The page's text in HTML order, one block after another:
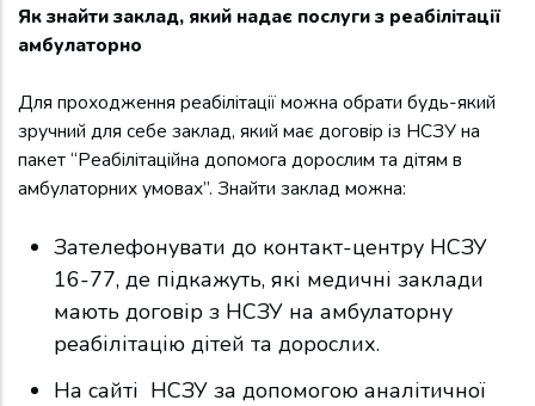
Як знайти заклад, який надає послуги з реабілітації
амбулаторно
Для проходження реабілітації можна обрати будь-який
зручний для себе заклад, який має договір із НСЗУ на
пакет “Реабілітаційна допомога дорослим та дітям в
амбулаторних умовах”. Знайти заклад можна:
Зателефонувати до контакт-центру НСЗУ
16-77, де підкажуть, які медичні заклади
мають договір з НСЗУ на амбулаторну
реабілітацію дітей та дорослих.
На сайті НСЗУ за допомогою аналітичної